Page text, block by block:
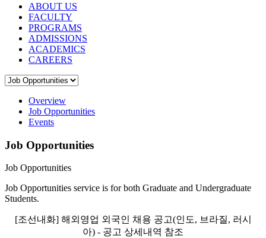
ABOUT US
FACULTY
PROGRAMS
ADMISSIONS
ACADEMICS
CAREERS
Overview
Job Opportunities
Events
Job Opportunities
Job Opportunities
Job Opportunities service is for both Graduate and Undergraduate
Students.
[조선내화] 해외영업 외국인 채용 공고(인도, 브라질, 러시
아) - 공고 상세내역 참조